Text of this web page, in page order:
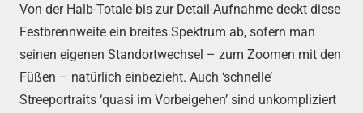
Von der Halb-Totale bis zur Detail-Aufnahme deckt diese
Festbrennweite ein breites Spektrum ab, sofern man
seinen eigenen Standortwechsel – zum Zoomen mit den
Füßen – natürlich einbezieht. Auch ‘schnelle’
Streeportraits ‘quasi im Vorbeigehen’ sind unkompliziert